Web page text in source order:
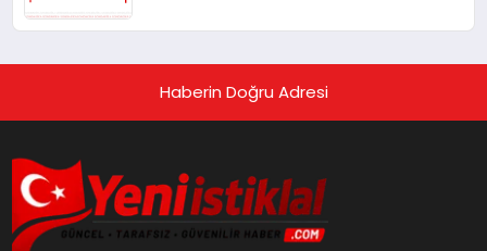
Haberin Doğru Adresi